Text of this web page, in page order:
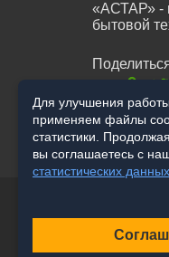
«АСТАР» -
бытовой
Для улучшения
применяем файлы
статистики.
вы соглашаетесь с
статистических